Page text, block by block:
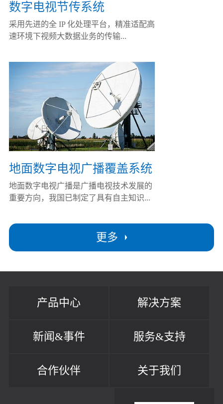
更多
数字电视节传系统
采用先进的全 IP 化处理平台，精准适配高
速环境下视频大数据业务的传输...
地面数字电视广播覆盖系统
地面数字电视广播是广播电视技术发展的
重要方向，我国已制定了具有自主知识...
产品中心 解决方案
新闻&事件 服务&支持
合作伙伴 关于我们